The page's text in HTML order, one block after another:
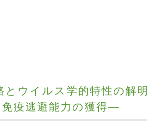
ウイルス学的特性の解明
疫逃避能力の獲得―